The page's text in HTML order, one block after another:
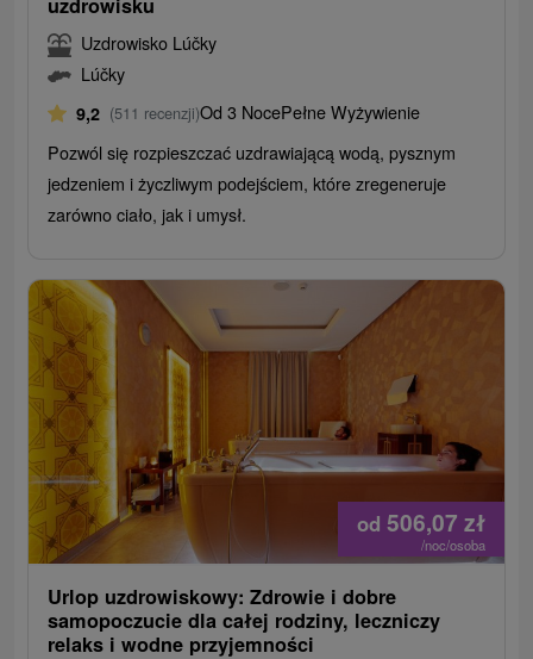
Uzdrowisko Lúčky
Lúčky
9,2 (511 recenzji)Od 3 NocePełne Wyżywienie
Pozwól się rozpieszczać uzdrawiającą wodą, pysznym
jedzeniem i życzliwym podejściem, które zregeneruje
zarówno ciało, jak i umysł.
od 506,07 zł
/noc/osoba
Urlop uzdrowiskowy: Zdrowie i dobre
samopoczucie dla całej rodziny, leczniczy
relaks i wodne przyjemności